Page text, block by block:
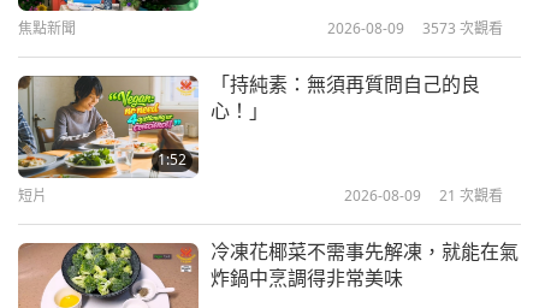
歡慶母親節，珍惜父母恩（二集之
全球賀歲迎春：純素新年快樂！
焦點新聞 2026-08-09 3573 次觀看
1:52
「持純素：無須再質問自己的良
心！」
短片 2026-08-09 21 次觀看
冷凍花椰菜不需事先解凍，就能在氣
炸鍋中烹調得非常美味